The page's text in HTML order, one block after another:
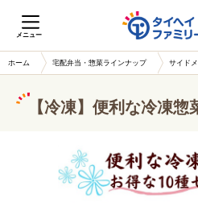
メニュー
ホーム 宅配弁当・惣菜ラインナップ サイド
【冷凍】便利な冷凍惣